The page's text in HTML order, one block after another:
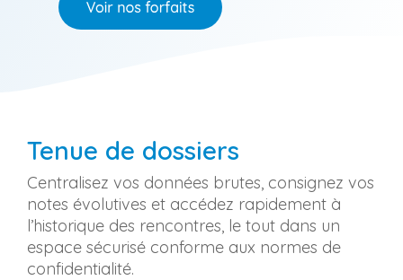
Tenue de dossiers
Centralisez vos données brutes, consignez vos
notes évolutives et accédez rapidement à
l’historique des rencontres, le tout dans un
espace sécurisé conforme aux normes de
confidentialité.